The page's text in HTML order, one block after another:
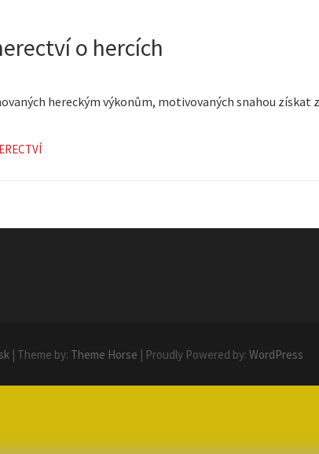
o hercích
hereckým výkonům, motivovaných snahou
| Theme by: Theme Horse | Proudly Powered by: WordPress